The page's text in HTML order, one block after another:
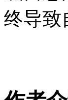
终导致